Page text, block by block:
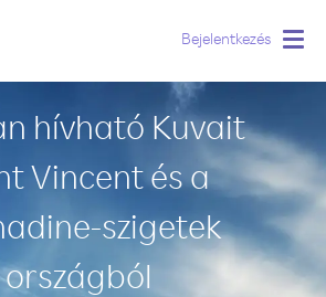
Bejelentkezés
hívható Kuvait
Vincent és a
szigetek
országból